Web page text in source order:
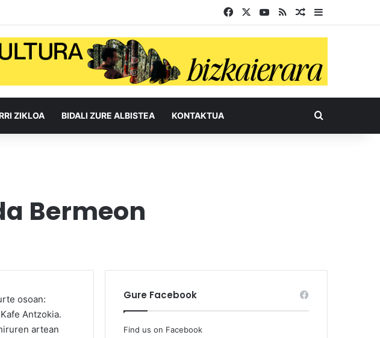
Facebook YouTube
RSS Ausazko
ZIKLOA BIDALI ZURE ALBISTEA KONTAKTUA Bilatu
Bermeon
osoan:
Antzokia.
artean
Gure Facebook
Find us on Facebook